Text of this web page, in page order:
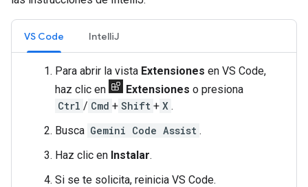
VS Code IntelliJ
Para abrir la vista Extensiones en VS Code,
haz clic en
Extensiones o presiona
Ctrl / Cmd + Shift + X .
Busca Gemini Code Assist .
Haz clic en Instalar.
Si se te solicita, reinicia VS Code.